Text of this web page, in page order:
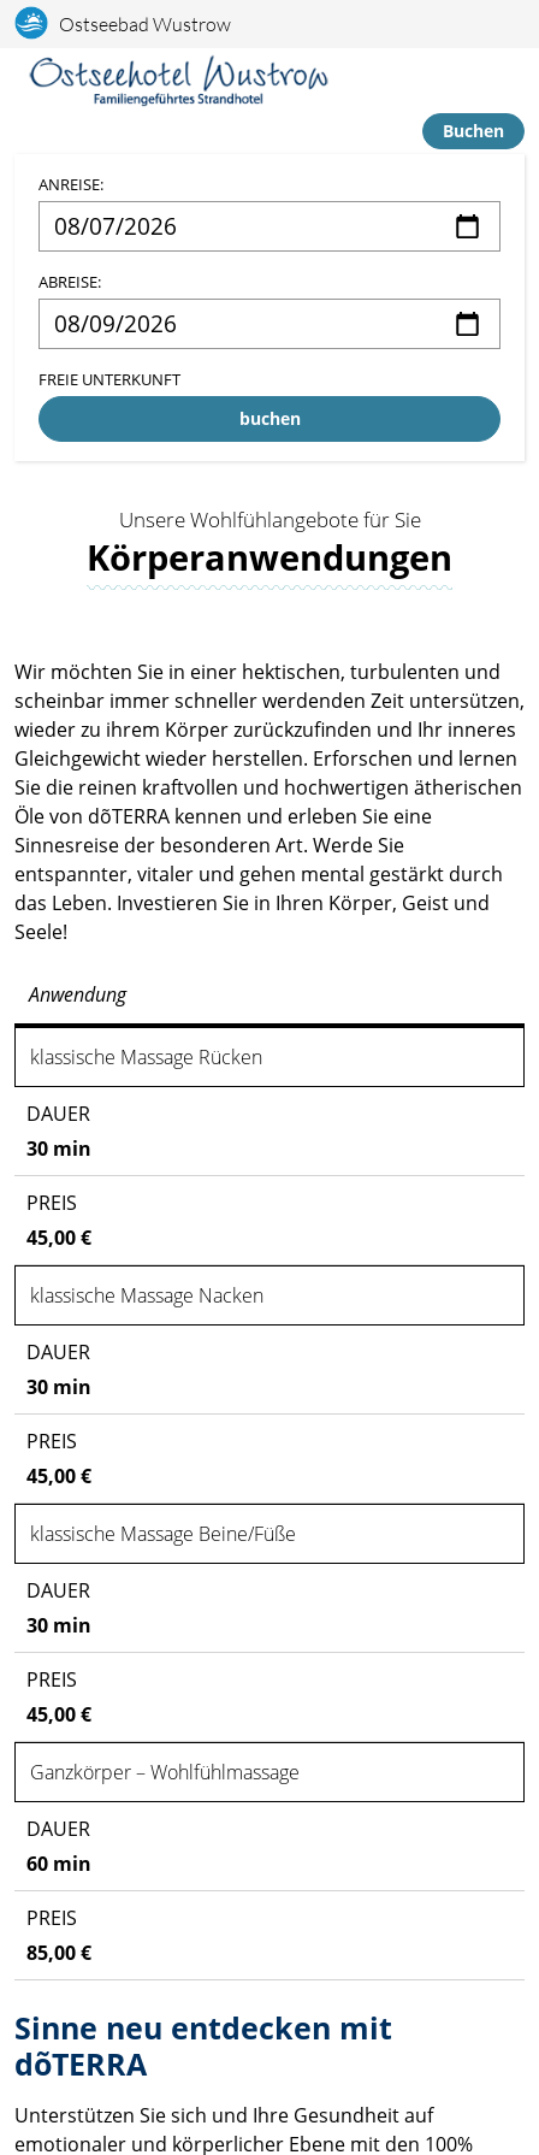
Ostseebad Wustrow
Buchen
ANREISE:
ABREISE:
FREIE UNTERKUNFT
buchen
Unsere Wohlfühlangebote für Sie
Körper­anwendungen
Wir möchten Sie in einer hektischen, turbulenten und
scheinbar immer schneller werdenden Zeit untersützen,
wieder zu ihrem Körper zurückzufinden und Ihr inneres
Gleichgewicht wieder herstellen. Erforschen und lernen
Sie die reinen kraftvollen und hochwertigen ätherischen
Öle von dõTERRA kennen und erleben Sie eine
Sinnesreise der besonderen Art. Werde Sie
entspannter, vitaler und gehen mental gestärkt durch
das Leben. Investieren Sie in Ihren Körper, Geist und
Seele!
Anwendung
klassische Massage Rücken
30 min
45,00 €
klassische Massage Nacken
30 min
45,00 €
klassische Massage Beine/Füße
30 min
45,00 €
Ganzkörper – Wohlfühlmassage
60 min
85,00 €
Sinne neu entdecken mit
dõTERRA
Unterstützen Sie sich und Ihre Gesundheit auf
emotionaler und körperlicher Ebene mit den 100%